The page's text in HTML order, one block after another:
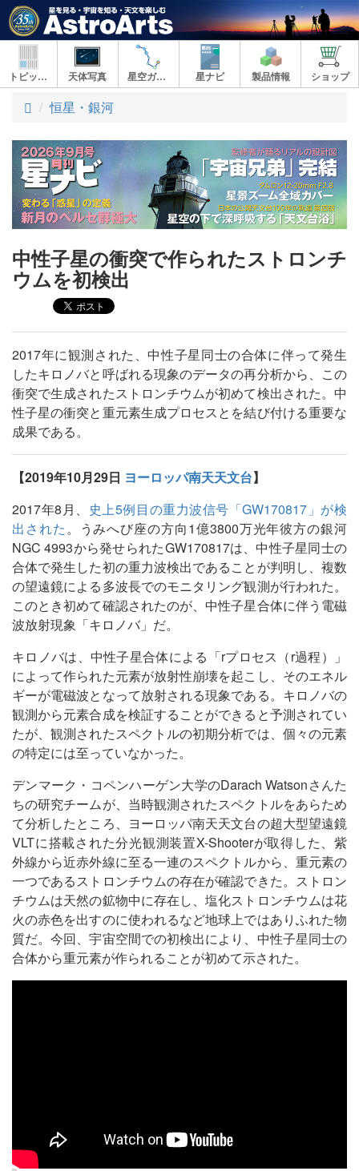
トピックス 天体写真 星空ガイド 星ナビ 製品情報 ショップ
ト
プ
恒星・銀河
中性子星の衝突で作られたストロンチ
ウムを初検出
2017年に観測された、中性子星同士の合体に伴って発生
したキロノバと呼ばれる現象のデータの再分析から、この
衝突で生成されたストロンチウムが初めて検出された。中
性子星の衝突と重元素生成プロセスとを結び付ける重要な
成果である。
【2019年10月29日 ヨーロッパ南天天文台】
2017年8月、 史上5例目の重力波信号「GW170817」が検
出された。うみへび座の方向1億3800万光年彼方の銀河
NGC 4993から発せられたGW170817は、中性子星同士の
合体で発生した初の重力波検出であることが判明し、複数
の望遠鏡による多波長でのモニタリング観測が行われた。
このとき初めて確認されたのが、中性子星合体に伴う電磁
波放射現象「キロノバ」だ。
キロノバは、中性子星合体による「rプロセス（r過程）」
によって作られた元素が放射性崩壊を起こし、そのエネル
ギーが電磁波となって放射される現象である。キロノバの
観測から元素合成を検証することができると予測されてい
たが、観測されたスペクトルの初期分析では、個々の元素
の特定には至っていなかった。
デンマーク・コペンハーゲン大学のDarach Watsonさんた
ちの研究チームが、当時観測されたスペクトルをあらため
て分析したところ、ヨーロッパ南天天文台の超大型望遠鏡
VLTに搭載された分光観測装置X-Shooterが取得した、紫
外線から近赤外線に至る一連のスペクトルから、重元素の
一つであるストロンチウムの存在が確認できた。ストロン
チウムは天然の鉱物中に存在し、塩化ストロンチウムは花
火の赤色を出すのに使われるなど地球上ではありふれた物
質だ。今回、宇宙空間での初検出により、中性子星同士の
合体から重元素が作られることが初めて示された。